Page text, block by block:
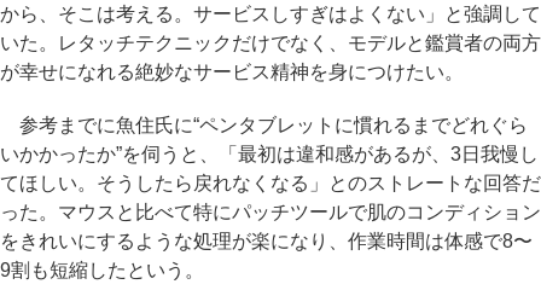
から、そこは考える。サービスしすぎはよくない」と強調して
いた。レタッチテクニックだけでなく、モデルと鑑賞者の両方
が幸せになれる絶妙なサービス精神を身につけたい。
参考までに魚住氏に“ペンタブレットに慣れるまでどれぐら
いかかったか”を伺うと、「最初は違和感があるが、3日我慢し
てほしい。そうしたら戻れなくなる」とのストレートな回答だ
った。マウスと比べて特にパッチツールで肌のコンディション
をきれいにするような処理が楽になり、作業時間は体感で8〜
9割も短縮したという。